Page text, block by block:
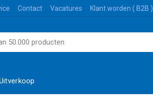
Contact Vacatures Klant worden ( B2B )